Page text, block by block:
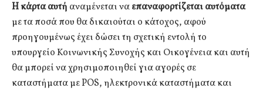
Hκάρτα αυτή αναμένεται ναεπαναφορτίζεται αυτόματα
με τα ποσά που θα δικαιούται ο κάτοχος, αφού
προηγουμένως έχει δώσει τη σχετική εντολή το
υπουργείο Κοινωνικής Συνοχής και Οικογένεια και αυτή
θα μπορεί να χρησιμοποιηθεί για αγορές σε
καταστήματα με POS, ηλεκτρονικά καταστήματα και